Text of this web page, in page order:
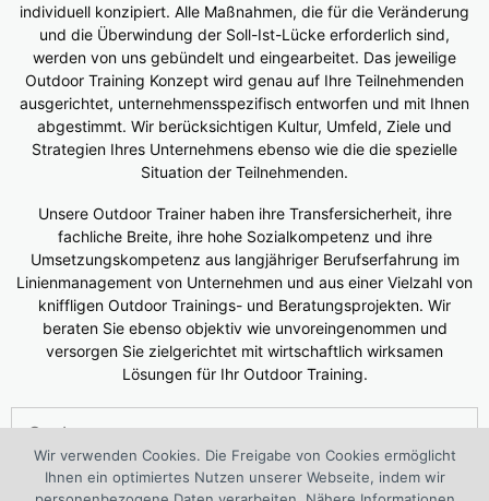
individuell konzipiert. Alle Maßnahmen, die für die Veränderung
und die Überwindung der Soll-Ist-Lücke erforderlich sind,
werden von uns gebündelt und eingearbeitet. Das jeweilige
Outdoor Training Konzept wird genau auf Ihre Teilnehmenden
ausgerichtet, unternehmensspezifisch entworfen und mit Ihnen
abgestimmt. Wir berücksichtigen Kultur, Umfeld, Ziele und
Strategien Ihres Unternehmens ebenso wie die die spezielle
Situation der Teilnehmenden.
Unsere Outdoor Trainer haben ihre Transfersicherheit, ihre
fachliche Breite, ihre hohe Sozialkompetenz und ihre
Umsetzungskompetenz aus langjähriger Berufserfahrung im
Linienmanagement von Unternehmen und aus einer Vielzahl von
kniffligen Outdoor Trainings- und Beratungsprojekten. Wir
beraten Sie ebenso objektiv wie unvoreingenommen und
versorgen Sie zielgerichtet mit wirtschaftlich wirksamen
Lösungen für Ihr Outdoor Training.
Das 1. European Outdoor Training Center (WOLF® Kompetenz
Wir verwenden Cookies. Die Freigabe von Cookies ermöglicht
Ihnen ein optimiertes Nutzen unserer Webseite, indem wir